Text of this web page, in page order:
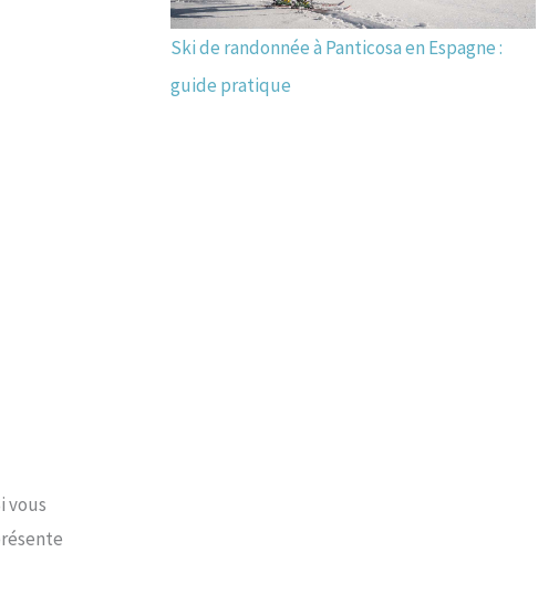
vous
Ski de randonnée à Panticosa en Espagne :
guide pratique